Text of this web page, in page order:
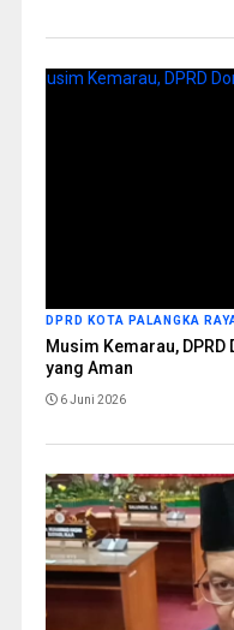
DPRD KOTA PALANGKA
Musim Kemarau,
yang Aman
6 Juni 2026